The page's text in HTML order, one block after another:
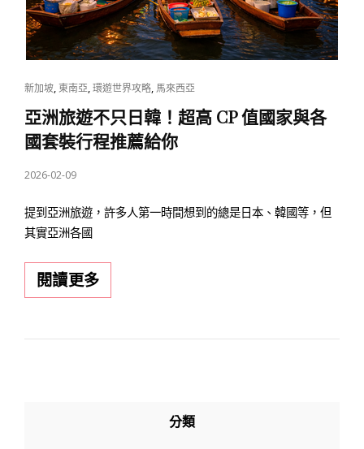
CAT
LINKS
新加坡,東南亞,環遊世界攻略, 馬來西亞
亞洲旅遊不只日韓！超高 CP 值國家與各
國套裝行程推薦給你
POSTED
2026-02-09
提到亞洲旅遊，許多人第一時間想到的總是日本、韓國等，但
其實亞洲各國
閱讀更多亞
洲
分類